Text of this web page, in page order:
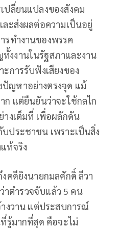
ปลี่ยนแปลงของสังคม
ะส่งผลต่อความเป็นอยู่
รทำงานของพรรค
งงานในรัฐสภาและงาน
การรับฟังเสียงของ
ญหาอย่างตรงจุด แม้
ก แต่ยืนยันว่าจะใช้กลไก
างเต็มที่ เพื่อผลักดัน
ประชาชน เพราะเป็นสิ่ง
ท้จริง
คดียิงนายกมลศักดิ์ ลีวา
าตำรวจจับแล้ว 5 คน
งวาน แต่ประสบการณ์
รู้มากที่สุด คือจะไม่